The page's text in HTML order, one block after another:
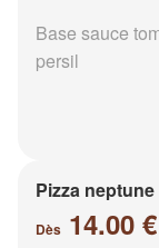
Base sauce
persil
Pizza neptune
Dès 14.00 €